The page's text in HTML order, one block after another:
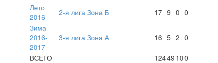
Лето
2016
2-я лига Зона Б 17 9 0 0
Зима
2016-
2017
3-я лига Зона А 16 5 2 0
ВСЕГО 12449 100